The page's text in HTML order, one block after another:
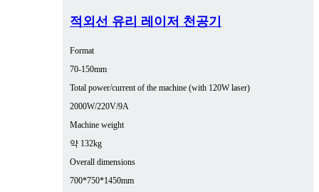
적외선 유리 레이저 천공기
Format
70-150mm
Total power/current of the machine (with 120W laser)
2000W/220V/9A
Machine weight
약 132kg
Overall dimensions
700*750*1450mm